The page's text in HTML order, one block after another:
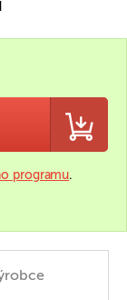
programu.